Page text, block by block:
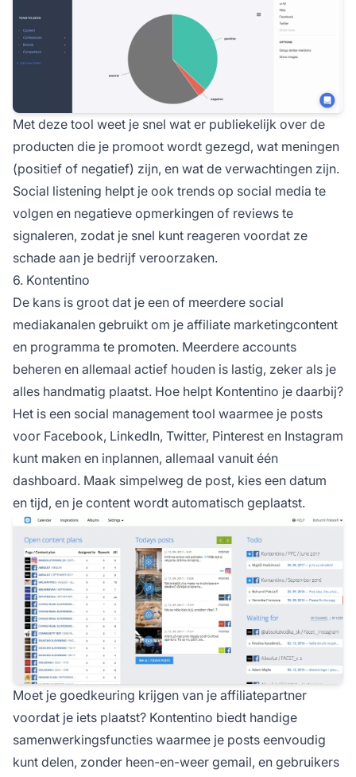
Met deze tool weet je snel wat er publiekelijk over de
producten die je promoot wordt gezegd, wat meningen
(positief of negatief) zijn, en wat de verwachtingen zijn.
Social listening helpt je ook trends op social media te
volgen en negatieve opmerkingen of reviews te
signaleren, zodat je snel kunt reageren voordat ze
schade aan je bedrijf veroorzaken.
6. Kontentino
De kans is groot dat je een of meerdere social
mediakanalen gebruikt om je affiliate marketingcontent
en programma te promoten. Meerdere accounts
beheren en allemaal actief houden is lastig, zeker als je
alles handmatig plaatst. Hoe helpt Kontentino je daarbij?
Het is een social management tool waarmee je posts
voor Facebook, LinkedIn, Twitter, Pinterest en Instagram
kunt maken en inplannen, allemaal vanuit één
dashboard. Maak simpelweg de post, kies een datum
en tijd, en je content wordt automatisch geplaatst.
Moet je goedkeuring krijgen van je affiliatepartner
voordat je iets plaatst? Kontentino biedt handige
samenwerkingsfuncties waarmee je posts eenvoudig
kunt delen, zonder heen-en-weer gemail, en gebruikers